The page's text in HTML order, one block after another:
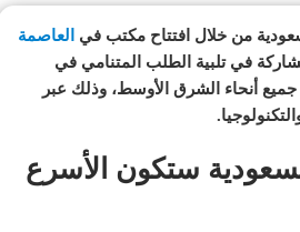
من خلال افتتاح مكتب في العاصمة
حيث يتطلع للمشاركة في تلبية الطلب المتنامي في
أنحاء الشرق الأوسط، وذلك عبر
ستكون الأسرع